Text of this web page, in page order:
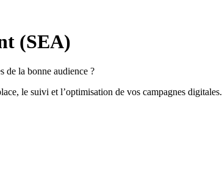
(SEA)
de la bonne audience ?
le suivi et l’optimisation de vos campagnes digitales.